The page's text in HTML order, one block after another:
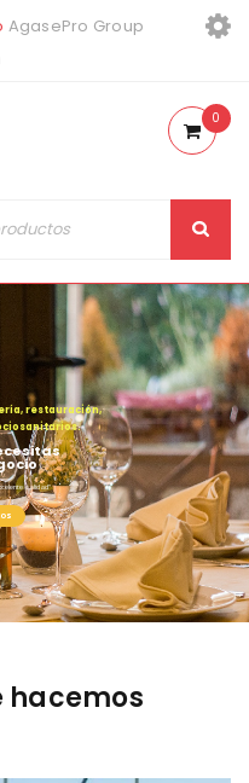
AgasePro Group
0
ería,restauración,
ciosanitarios.
cesitas
ocio
calidad"
hacemos